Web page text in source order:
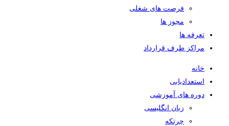
فرصت های شغلی
مجوز ها
تعرفه ها
مراکز طرف قرارداد
خانه
استعدادیابی
دوره های آموزشی
زبان انگلیسی
چرتکه